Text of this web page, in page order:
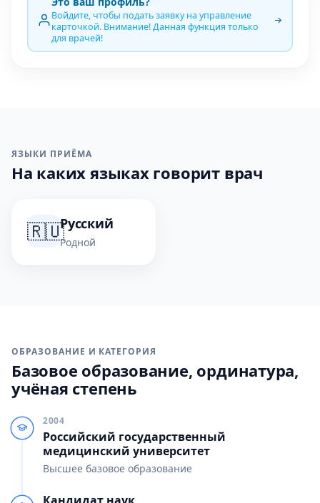
Войдите, чтобы подать заявку на управление
карточкой. Внимание! Данная функция только
для врачей!
ЯЗЫКИ ПРИЁМА
На каких языках говорит врач
🇷🇺Русский
Родной
ОБРАЗОВАНИЕ И КАТЕГОРИЯ
Базовое образование, ординатура,
учёная степень
2004
Российский государственный
медицинский университет
Высшее базовое образование